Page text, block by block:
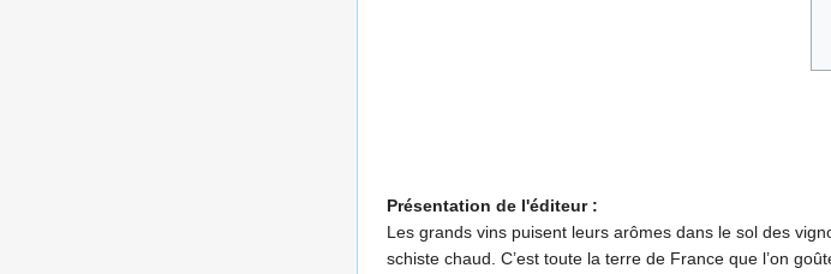
Présentation de l'éditeur :
Les grands vins puisent leurs arômes dans le sol des
schiste chaud. C’est toute la terre de France que l’on